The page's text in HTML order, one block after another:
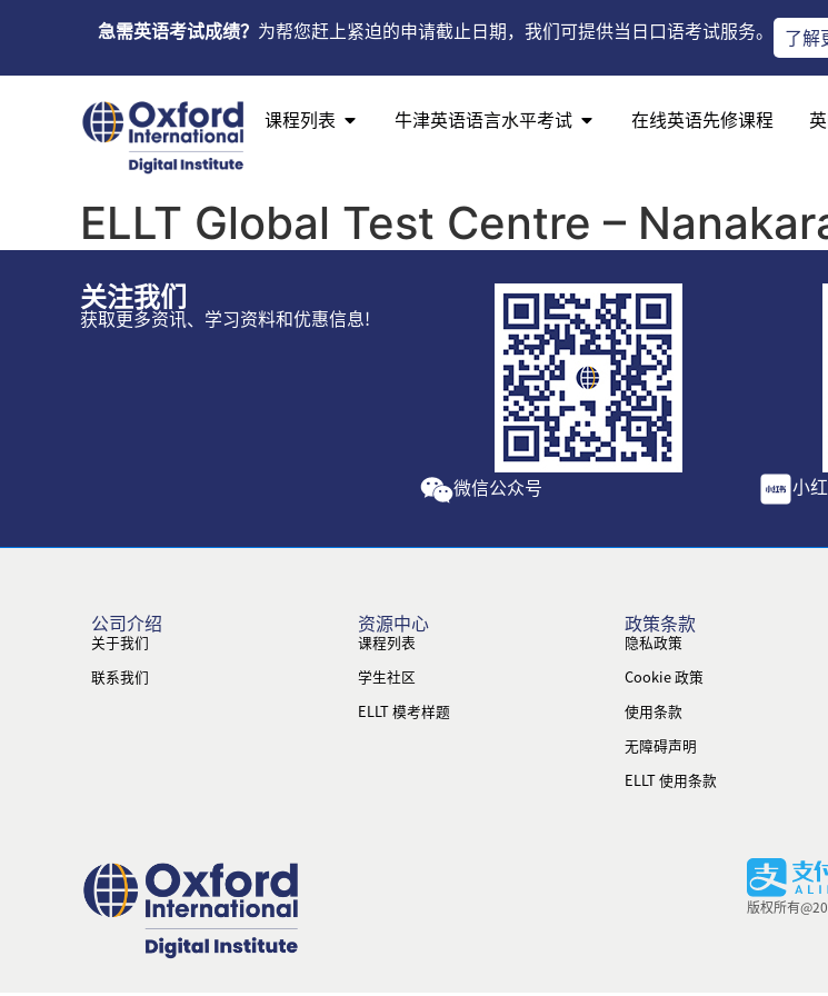
急需英语考试成绩？ 为帮您赶上紧迫的申请截止日期，我们可提供当日口语考试服务。 了解
课程列表 牛津英语语言水平考试 在线英语先修课程
ELLT Global Test Centre –
关注我们
获取更多资讯、学习资料和优惠信息!
微信公众号 小
公司介绍
关于我们
联系我们
资源中心
课程列表
学生社区
ELLT 模考样题
政策条款
隐私政策
Cookie 政策
使用条款
无障碍声明
ELLT 使用条款
版权所有